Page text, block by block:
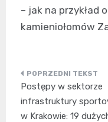
– jak na przykład
kamieniołomów
Nawigacja
wpisu
Postępy w sektorze
infrastruktury
w Krakowie: 19